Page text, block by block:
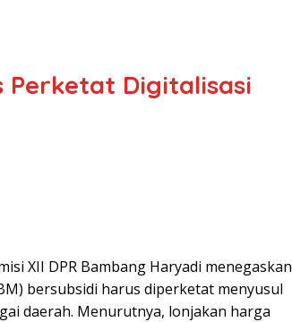
Perketat Digitalisasi
XII DPR Bambang Haryadi menegaskan
bersubsidi harus diperketat menyusul
daerah. Menurutnya, lonjakan harga